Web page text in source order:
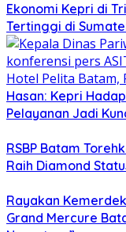
Ekonomi Kepri di
Tertinggi di
Hasan: Kepri
Pelayanan Jadi
RSBP Batam
Raih Diamond
Rayakan
Grand Mercure